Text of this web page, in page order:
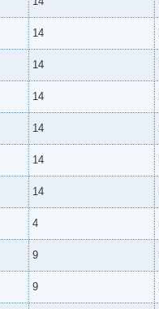
14
14
14
14
14
14
4
9
9